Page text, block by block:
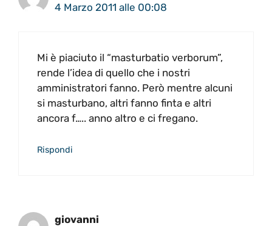
4 Marzo 2011 alle 00:08
Mi è piaciuto il “masturbatio verborum”,
rende l’idea di quello che i nostri
amministratori fanno. Però mentre alcuni
si masturbano, altri fanno finta e altri
ancora f….. anno altro e ci fregano.
Rispondi
giovanni